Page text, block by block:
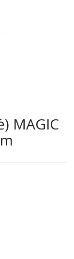
MAGIC